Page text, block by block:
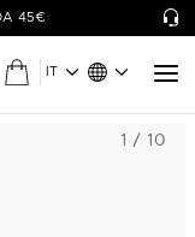
45€
IT
1 / 10